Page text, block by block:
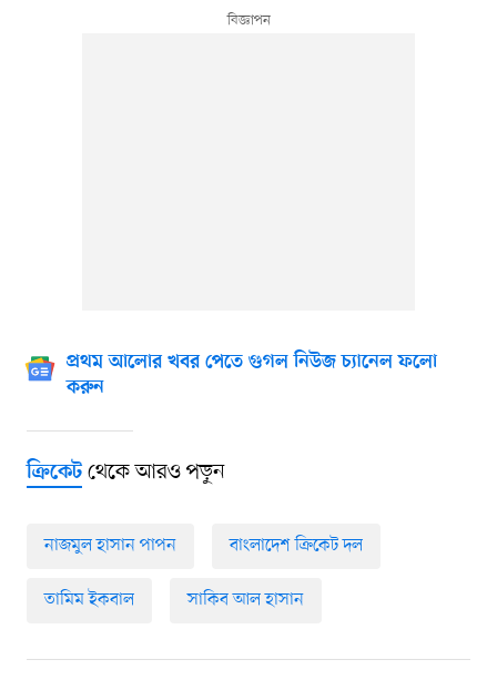
প্রথম আলোর খবর পেতে গুগল নিউজ চ্যানেল ফলো
করুন
ক্রিকেটথেকে আরও পড়ুন
নাজমুল হাসান পাপন বাংলাদেশ ক্রিকেট দল
তামিম ইকবাল সাকিব আল হাসান